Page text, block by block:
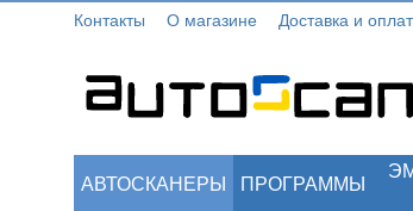
Контакты О магазине Доставка и
АВТОСКАНЕРЫ ПРОГРАММЫ